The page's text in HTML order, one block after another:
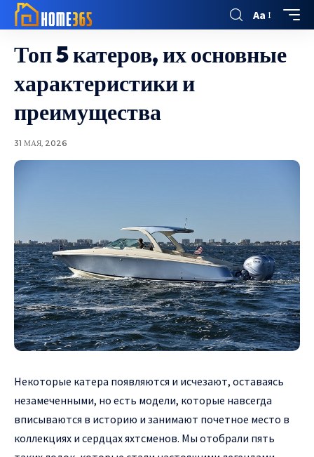
Aa
Топ 5 катеров, их основные
характеристики и
преимущества
31 МАЯ, 2026
Некоторые катера появляются и исчезают, оставаясь
незамеченными, но есть модели, которые навсегда
вписываются в историю и занимают почетное место в
коллекциях и сердцах яхтсменов. Мы отобрали пять